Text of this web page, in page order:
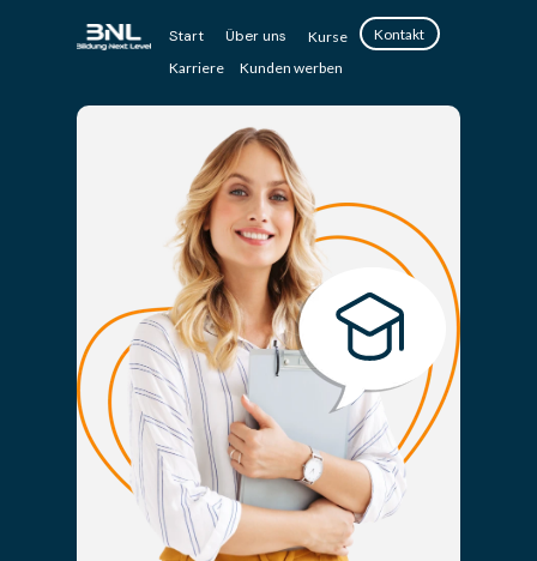
Start Über uns
Kurse
Karriere
Kunden werben
Kontakt